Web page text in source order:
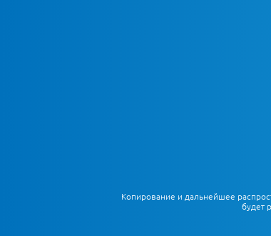
Копирование и дальнейшее
будет